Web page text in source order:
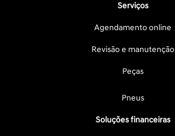
Serviços
Agendamento online
Revisão e manutenção
Peças
Pneus
Soluções financeiras